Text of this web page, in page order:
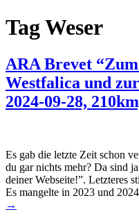
Tag Weser
ARA Brevet
Westfalica und
2024-09-28,
Es gab die letzte Zeit schon
du gar nichts mehr? Da sind
deiner Webseite!”. Letzteres
Es mangelte in 2023 und
→